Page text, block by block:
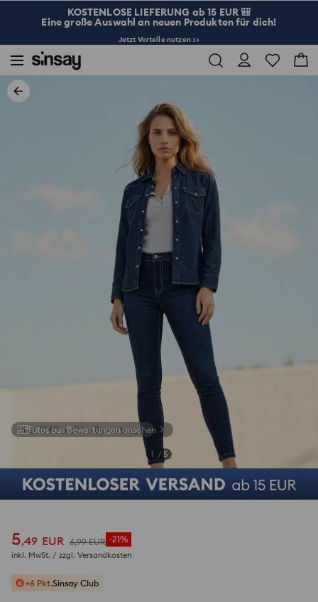
KOSTENLOSE LIEFERUNG ab 15 EUR 🎒
Eine große Auswahl an neuen Produkten für dich!
Jetzt Vorteile nutzen >>
Fotos aus Bewertungen ansehen
1 / 5
5,49 EUR 6,99 EUR -21%
inkl. MwSt. / zzgl. Versandkosten
+6 Pkt.Sinsay Club